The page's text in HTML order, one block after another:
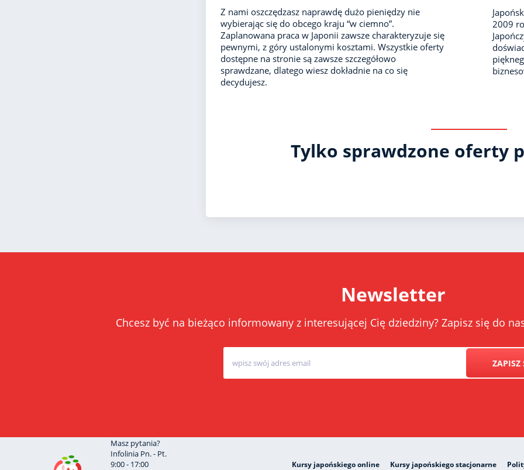
Z nami oszczędzasz naprawdę dużo pieniędzy nie
wybierając się do obcego kraju “w ciemno”.
Zaplanowana praca w Japonii zawsze charakteryzuje się
pewnymi, z góry ustalonymi kosztami. Wszystkie oferty
dostępne na stronie są zawsze szczegółowo
sprawdzane, dlatego wiesz dokładnie na co się
decydujesz.
2009
Tylko sprawdzone oferty
Newsletter
Chcesz być na bieżąco informowany z interesującej Cię dziedziny? Zapisz się do
ZAPISZ
Masz pytania?
Infolinia Pn. - Pt.
9:00 - 17:00
Kursy japońskiego online Kursy japońskiego stacjonarne